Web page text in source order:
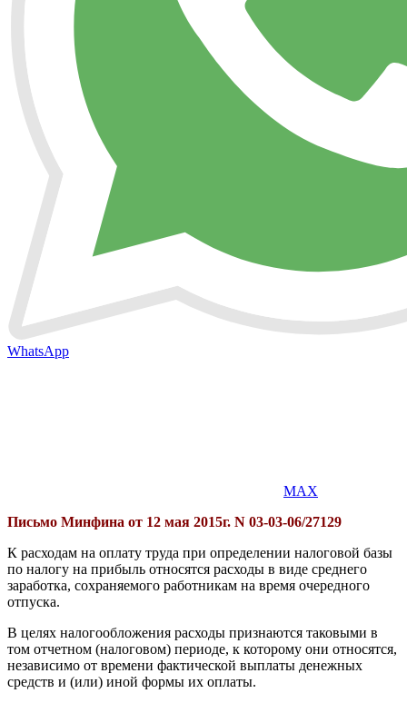
WhatsApp
MAX
Письмо Минфина от 12 мая 2015г. N 03-03-06/27129
К расходам на оплату труда при определении налоговой базы
по налогу на прибыль относятся расходы в виде среднего
заработка, сохраняемого работникам на время очередного
отпуска.
В целях налогообложения расходы признаются таковыми в
том отчетном (налоговом) периоде, к которому они относятся,
независимо от времени фактической выплаты денежных
средств и (или) иной формы их оплаты.